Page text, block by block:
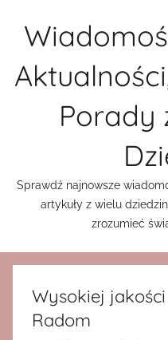
Porady
Sprawdź najnowsze
artykuły z wielu
zrozumieć
Wysokiej
Radom